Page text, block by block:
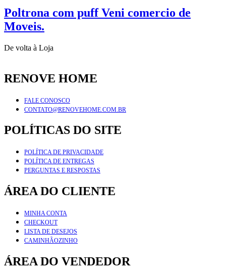
Poltrona com puff Veni comercio de
Moveis.
De volta à Loja
RENOVE HOME
FALE CONOSCO
CONTATO@RENOVEHOME.COM.BR
POLÍTICAS DO SITE
POLÍTICA DE PRIVACIDADE
POLÍTICA DE ENTREGAS
PERGUNTAS E RESPOSTAS
ÁREA DO CLIENTE
MINHA CONTA
CHECKOUT
LISTA DE DESEJOS
CAMINHÃOZINHO
ÁREA DO VENDEDOR